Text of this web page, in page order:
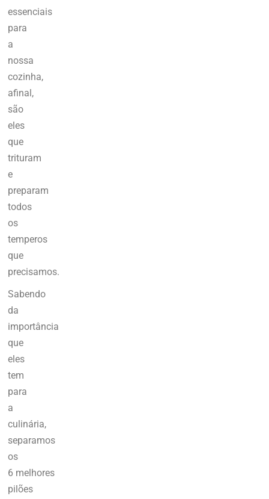
essenciais
para
a
nossa
cozinha,
afinal,
são
eles
que
trituram
e
preparam
todos
os
temperos
que
precisamos.
Sabendo
da
importância
que
eles
tem
para
a
culinária,
separamos
os
6 melhores
pilões